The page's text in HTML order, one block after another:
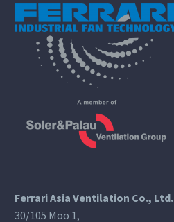
Ferrari Asia Ventilation Co., Ltd.
30/105 Moo 1,